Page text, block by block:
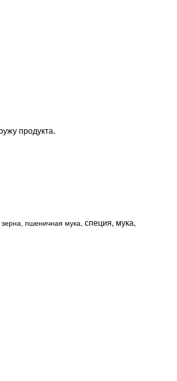
продукта.
пшеничная мука, специя, мука,